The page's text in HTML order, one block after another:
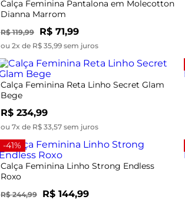
Calça Feminina Pantalona em Molecotton
Dianna Marrom
R$ 119,99 R$ 71,99
ou 2x de R$ 35,99 sem juros
Calça Feminina Reta Linho Secret Glam
Bege
R$ 234,99
ou 7x de R$ 33,57 sem juros
-41%
Calça Feminina Linho Strong Endless
Roxo
R$ 244,99 R$ 144,99